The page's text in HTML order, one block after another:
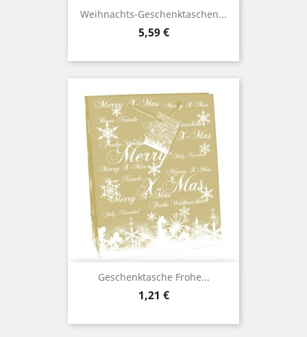
Weihnachts-Geschenktaschen...
Preis
5,59 €
Geschenktasche Frohe...
Preis
1,21 €